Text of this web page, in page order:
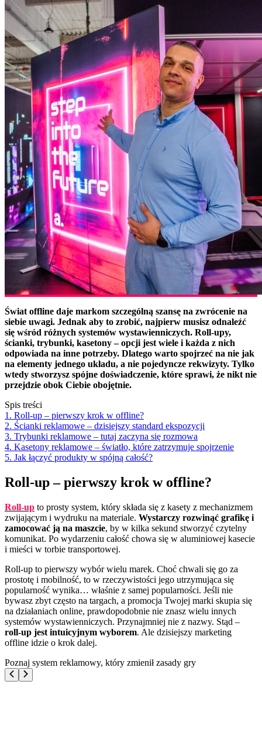
Świat offline daje markom szczególną szansę na zwrócenie na
siebie uwagi. Jednak aby to zrobić, najpierw musisz odnaleźć
się wśród różnych systemów wystawienniczych. Roll-upy,
ścianki, trybunki, kasetony – opcji jest wiele i każda z nich
odpowiada na inne potrzeby. Dlatego warto spojrzeć na nie jak
na elementy jednego układu, a nie pojedyncze rekwizyty. Tylko
wtedy stworzysz spójne doświadczenie, które sprawi, że nikt nie
przejdzie obok Ciebie obojętnie.
Spis treści
1. Roll-up – pierwszy krok w offline?
2. Ścianki reklamowe – dzisiejszy standard ekspozycji
3. Trybunki reklamowe – tutaj zaczyna się rozmowa
4. Kasetony reklamowe – światło, które zatrzymuje spojrzenie
5. Jak łączyć produkty w spójną całość?
Roll-up – pierwszy krok w offline?
Roll-up to prosty system, który składa się z kasety z mechanizmem
zwijającym i wydruku na materiale. Wystarczy rozwinąć grafikę i
zamocować ją na maszcie, by w kilka sekund stworzyć czytelny
komunikat. Po wydarzeniu całość chowa się w aluminiowej kasecie
i mieści w torbie transportowej.
Roll-up to pierwszy wybór wielu marek. Choć chwali się go za
prostotę i mobilność, to w rzeczywistości jego utrzymująca się
popularność wynika… właśnie z samej popularności. Jeśli nie
bywasz zbyt często na targach, a promocja Twojej marki skupia się
na działaniach online, prawdopodobnie nie znasz wielu innych
systemów wystawienniczych. Przynajmniej nie z nazwy. Stąd –
roll-up jest intuicyjnym wyborem. Ale dzisiejszy marketing
offline idzie o krok dalej.
Poznaj system reklamowy, który zmienił zasady gry